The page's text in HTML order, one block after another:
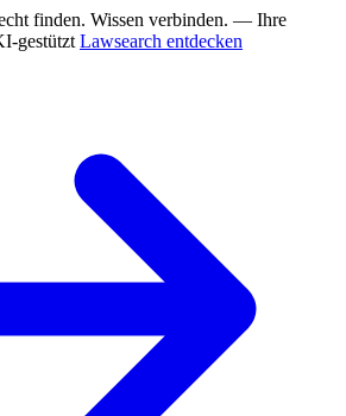
finden. Wissen verbinden. — Ihre
gestützt Lawsearch entdecken